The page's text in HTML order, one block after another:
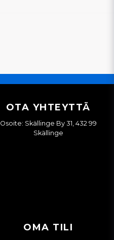
OTA YHTEYTTÄ
Osoite: Skällinge By 31, 432 99
Skällinge
OMA TILI